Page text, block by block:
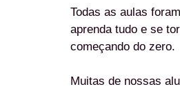
Todas as aulas
aprenda tudo e se
começando do zero.
Muitas de nossas